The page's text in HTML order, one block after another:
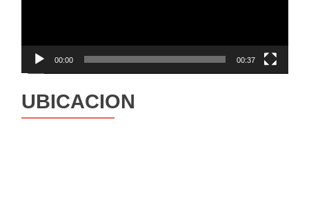
00:00 00:37
UBICACION